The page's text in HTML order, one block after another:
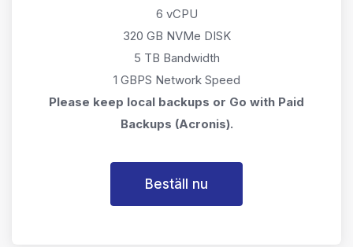
6 vCPU
320 GB NVMe DISK
5 TB Bandwidth
1 GBPS Network Speed
Please keep local backups or Go with Paid
Backups (Acronis).
Beställ nu